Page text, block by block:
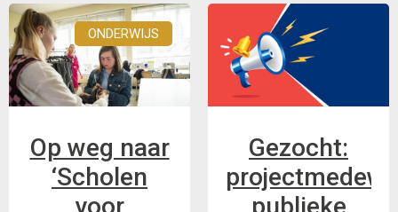
Bink, Onze Nieuwe
Toekomst, GRIP en
Avansa Limburg
waar we uitwisselen
over de inclusie van
handicap en samen
activiteit ...
ONDERWIJS
Op weg naar
‘Scholen
voor
Gezocht:
publieke